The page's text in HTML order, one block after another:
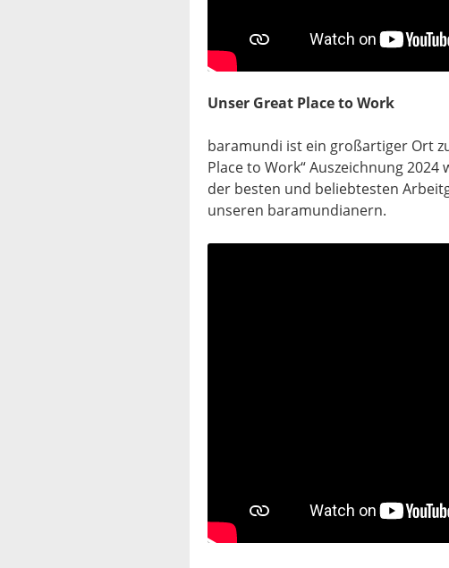
Unser Great Place to Work
baramundi ist ein großartiger Ort
Place to Work“ Auszeichnung
der besten und beliebtesten
unseren baramundianern.